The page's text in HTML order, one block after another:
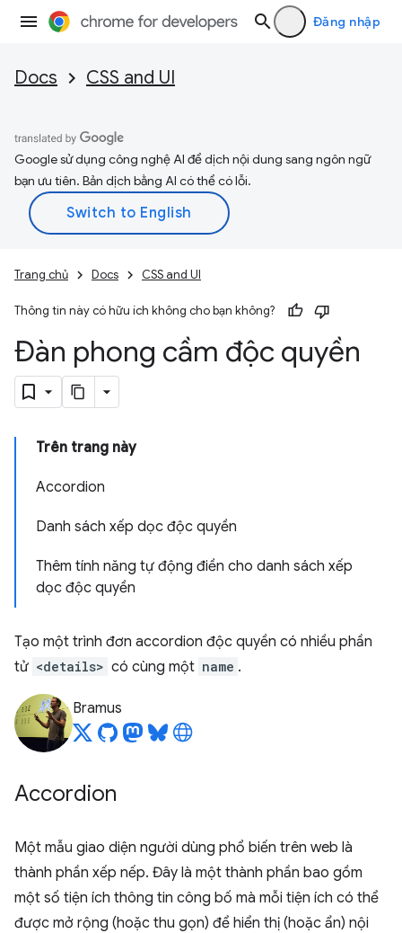
Đăng nhập
Docs CSS and UI
Google sử dụng công nghệ AI để dịch nội dung sang ngôn ngữ
bạn ưu tiên. Bản dịch bằng AI có thể có lỗi.
Trang chủ Docs CSS and UI
Thông tin này có hữu ích không cho bạn không?
Đàn phong cầm độc quyền
Trên trang này
Accordion
Danh sách xếp dọc độc quyền
Thêm tính năng tự động điền cho danh sách xếp
dọc độc quyền
Tạo một trình đơn accordion độc quyền có nhiều phần
tử <details> có cùng một name .
Bramus
Accordion
Một mẫu giao diện người dùng phổ biến trên web là
thành phần xếp nếp. Đây là một thành phần bao gồm
một số tiện ích thông tin công bố mà mỗi tiện ích có thể
được mở rộng (hoặc thu gọn) để hiển thị (hoặc ẩn) nội